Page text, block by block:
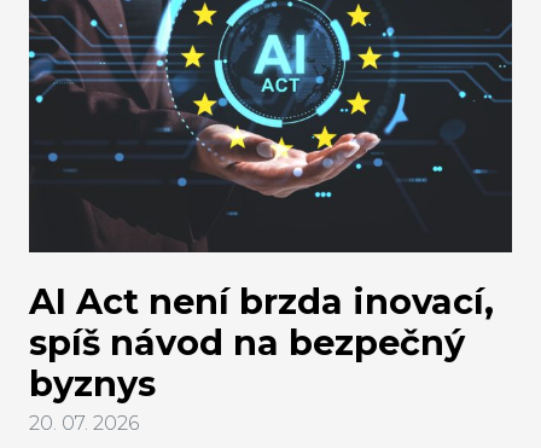
AI Act není brzda inovací,
spíš návod na bezpečný
byznys
20. 07. 2026